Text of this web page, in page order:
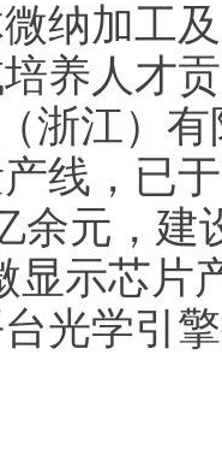
纳加工
养人才
浙江）有
线，已
余元，建
显示芯片
光学引